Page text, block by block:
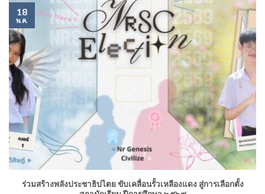
ร่วมสร้างพลังประชาธิปไตย ขับเคลื่อนรั้วเหลืองแดง สู่การเลือกตั้ง
18
พ.ค.